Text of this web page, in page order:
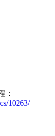
：
10263/